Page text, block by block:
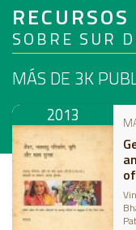
SOBRE SUR
MÁS DE 3K
2013